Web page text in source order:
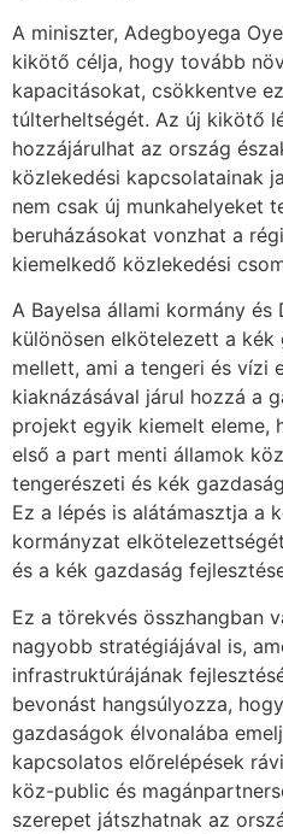
A miniszter, Adegboyega
kikötő célja, hogy tovább
kapacitásokat, csökkentve
túlterheltségét. Az új kikötő
hozzájárulhat az ország
közlekedési kapcsolatainak
nem csak új munkahelyeket
beruházásokat vonzhat a
kiemelkedő közlekedési
A Bayelsa állami kormány
különösen elkötelezett a kék
mellett, ami a tengeri és vízi
kiaknázásával járul hozzá a
projekt egyik kiemelt eleme,
első a part menti államok
tengerészeti és kék
Ez a lépés is alátámasztja a
kormányzat
és a kék gazdaság
Ez a törekvés összhangban
nagyobb stratégiájával is,
infrastruktúrájának
bevonást hangsúlyozza,
gazdaságok élvonalába
kapcsolatos előrelépések
köz-public és
szerepet játszhatnak az